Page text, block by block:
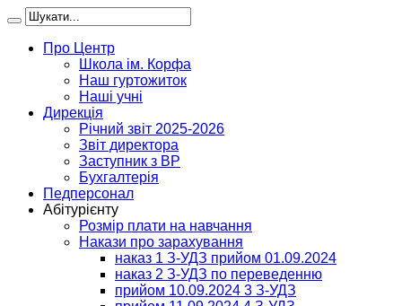
Про Центр
Школа ім. Корфа
Наш гуртожиток
Наші учні
Дирекція
Річний звіт 2025-2026
Звіт директора
Заступник з ВР
Бухгалтерія
Педперсонал
Абітурієнту
Розмір плати на навчання
Накази про зарахування
наказ 1 З-УДЗ прийом 01.09.2024
наказ 2 З-УДЗ по переведенню
прийом 10.09.2024 3 З-УДЗ